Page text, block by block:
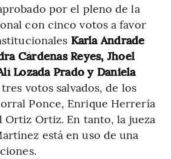
por el pleno de la
con cinco votos a favor
Karla Andrade
Cárdenas Reyes, Jhoel
Lozada Prado y Daniela
votos salvados, de los
Ponce, Enrique Herrería
Ortiz Ortiz. En tanto, la jueza
está en uso de una